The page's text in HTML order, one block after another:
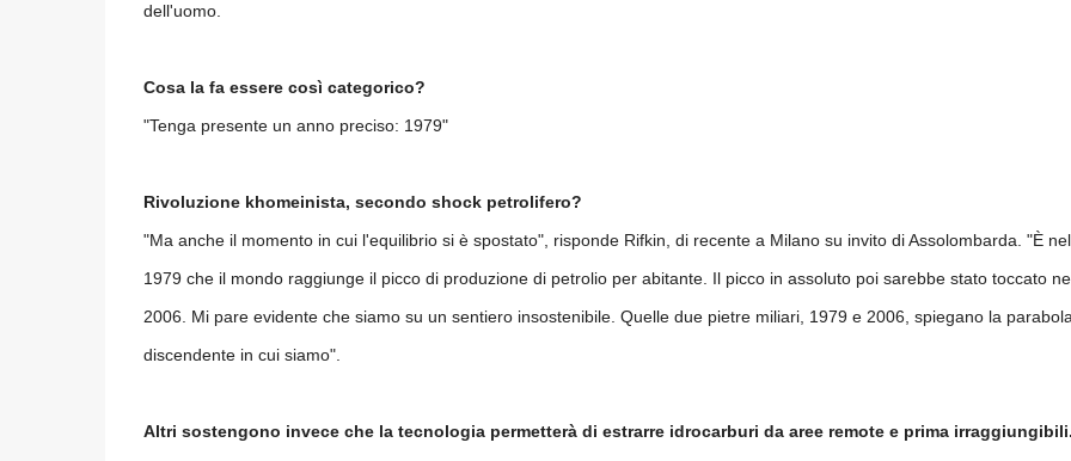
dell'uomo.
Cosa la fa essere così categorico?
"Tenga presente un anno preciso: 1979"
Rivoluzione khomeinista, secondo shock petrolifero?
"Ma anche il momento in cui l'equilibrio si è spostato", risponde Rifkin, di recente a Milano su invito di Assolombarda. "È nel
1979 che il mondo raggiunge il picco di produzione di petrolio per abitante. Il picco in assoluto poi sarebbe stato toccato
2006. Mi pare evidente che siamo su un sentiero insostenibile. Quelle due pietre miliari, 1979 e 2006, spiegano la parabola
discendente in cui siamo".
Altri sostengono invece che la tecnologia permetterà di estrarre idrocarburi da aree remote e prima irraggiungibili.